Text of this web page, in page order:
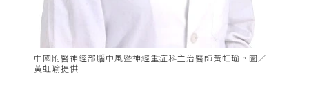
中國附醫神經部腦中風暨神經重症科主治醫師黃虹瑜。圖／
黃虹瑜提供